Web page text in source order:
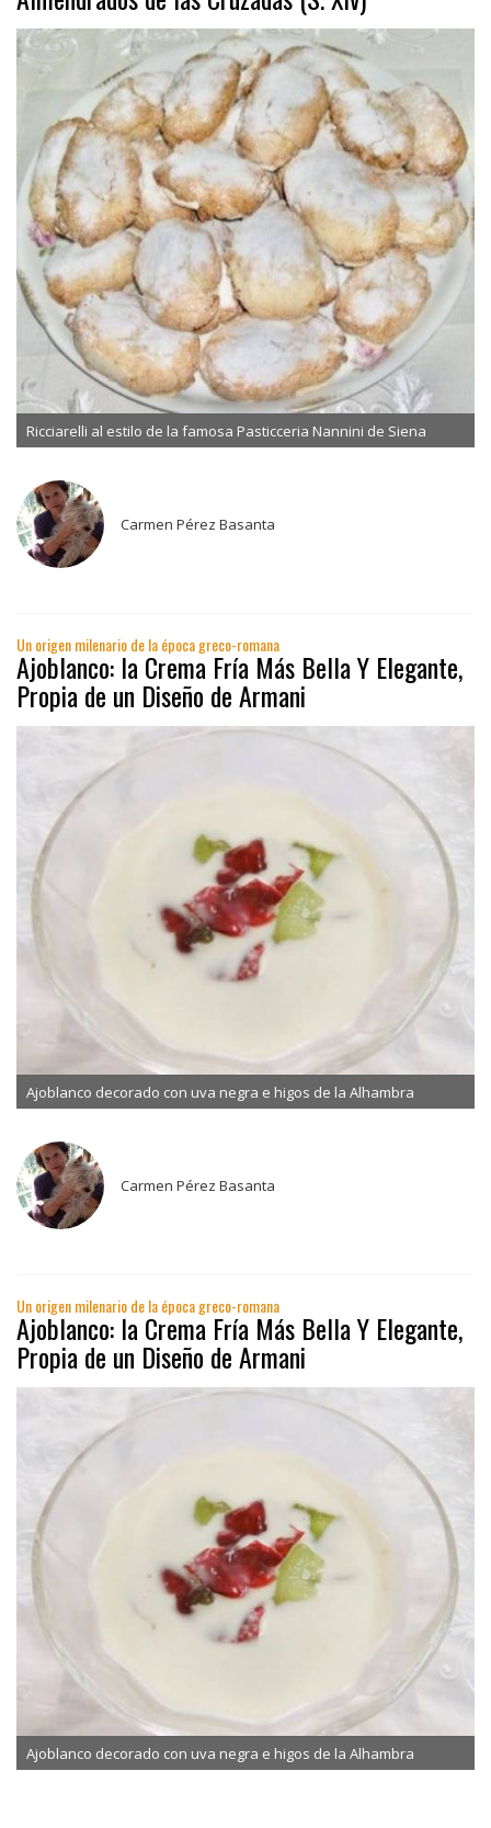
Ricciarelli al estilo de la famosa Pasticceria Nannini de Siena
Carmen Pérez Basanta
Un origen milenario de la época greco-romana
Ajoblanco: la Crema Fría Más Bella Y Elegante,
Propia de un Diseño de Armani
Ajoblanco decorado con uva negra e higos de la Alhambra
Carmen Pérez Basanta
Un origen milenario de la época greco-romana
Ajoblanco: la Crema Fría Más Bella Y Elegante,
Propia de un Diseño de Armani
Ajoblanco decorado con uva negra e higos de la Alhambra